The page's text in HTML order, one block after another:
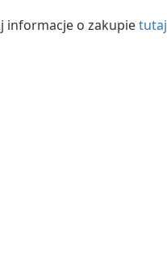
informacje o zakupietutaj